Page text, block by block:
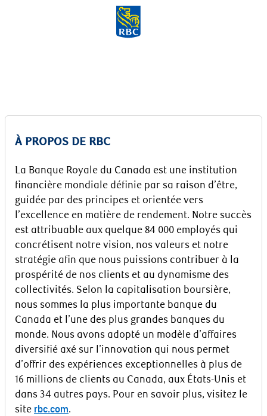
Skip to main content
À PROPOS DE RBC
La Banque Royale du Canada est une institution
financière mondiale définie par sa raison d’être,
guidée par des principes et orientée vers
l’excellence en matière de rendement. Notre succès
est attribuable aux quelque 84 000 employés qui
concrétisent notre vision, nos valeurs et notre
stratégie afin que nous puissions contribuer à la
prospérité de nos clients et au dynamisme des
collectivités. Selon la capitalisation boursière,
nous sommes la plus importante banque du
Canada et l’une des plus grandes banques du
monde. Nous avons adopté un modèle d’affaires
diversifié axé sur l’innovation qui nous permet
d’offrir des expériences exceptionnelles à plus de
16 millions de clients au Canada, aux États-Unis et
dans 34 autres pays. Pour en savoir plus, visitez le
site rbc.com.